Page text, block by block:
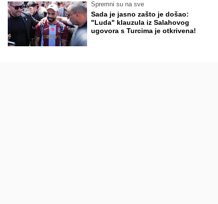
Spremni su na sve
Sada je jasno zašto je došao:
"Luda" klauzula iz Salahovog
ugovora s Turcima je otkrivena!